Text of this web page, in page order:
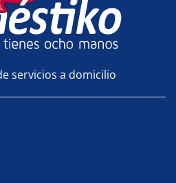
servicios a domicilio